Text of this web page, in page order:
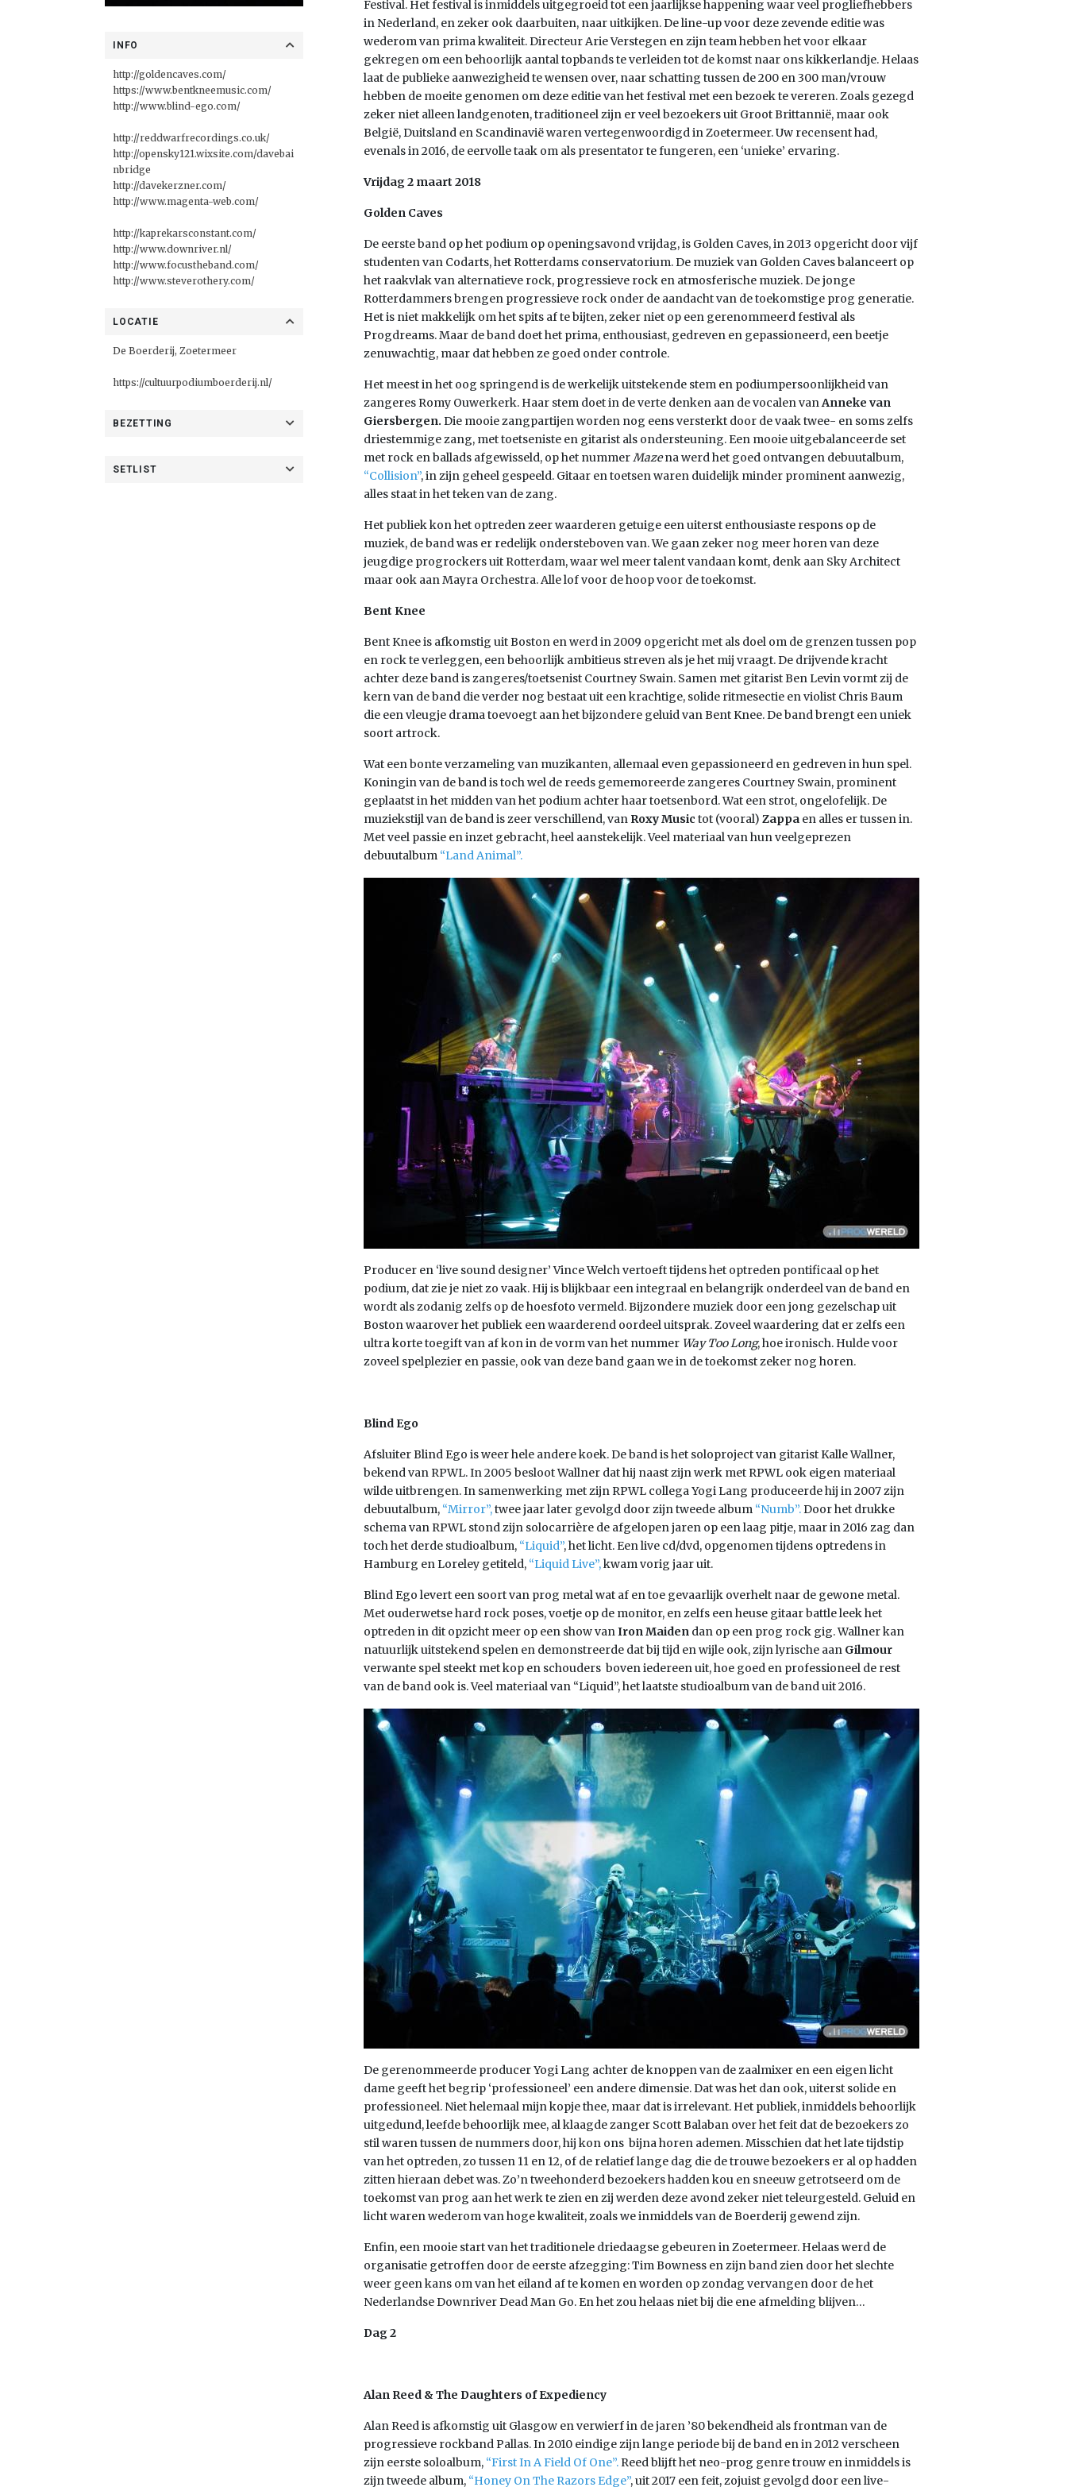
INFO
http://goldencaves.com/
https://www.bentkneemusic.com/
http://www.blind-ego.com/
http://reddwarfrecordings.co.uk/
http://opensky121.wixsite.com/davebai
nbridge
http://davekerzner.com/
http://www.magenta-web.com/
http://kaprekarsconstant.com/
http://www.downriver.nl/
http://www.focustheband.com/
http://www.steverothery.com/
LOCATIE
De Boerderij, Zoetermeer
https://cultuurpodiumboerderij.nl/
BEZETTING
SETLIST
Festival. Het festival is inmiddels uitgegroeid tot een jaarlijkse happening waar veel progliefhebbers
in Nederland, en zeker ook daarbuiten, naar uitkijken. De line-up voor deze zevende editie was
wederom van prima kwaliteit. Directeur Arie Verstegen en zijn team hebben het voor elkaar
gekregen om een behoorlijk aantal topbands te verleiden tot de komst naar ons kikkerlandje. Helaas
laat de publieke aanwezigheid te wensen over, naar schatting tussen de 200 en 300 man/vrouw
hebben de moeite genomen om deze editie van het festival met een bezoek te vereren. Zoals gezegd
zeker niet alleen landgenoten, traditioneel zijn er veel bezoekers uit Groot Brittannië, maar ook
België, Duitsland en Scandinavië waren vertegenwoordigd in Zoetermeer. Uw recensent had,
evenals in 2016, de eervolle taak om als presentator te fungeren, een ‘unieke’ ervaring.
Vrijdag 2 maart 2018
Golden Caves
De eerste band op het podium op openingsavond vrijdag, is Golden Caves, in 2013 opgericht door vijf
studenten van Codarts, het Rotterdams conservatorium. De muziek van Golden Caves balanceert op
het raakvlak van alternatieve rock, progressieve rock en atmosferische muziek. De jonge
Rotterdammers brengen progressieve rock onder de aandacht van de toekomstige prog generatie.
Het is niet makkelijk om het spits af te bijten, zeker niet op een gerenommeerd festival als
Progdreams. Maar de band doet het prima, enthousiast, gedreven en gepassioneerd, een beetje
zenuwachtig, maar dat hebben ze goed onder controle.
Het meest in het oog springend is de werkelijk uitstekende stem en podiumpersoonlijkheid van
zangeres Romy Ouwerkerk. Haar stem doet in de verte denken aan de vocalen vanAnneke van
Giersbergen. Die mooie zangpartijen worden nog eens versterkt door de vaak twee- en soms zelfs
driestemmige zang, met toetseniste en gitarist als ondersteuning. Een mooie uitgebalanceerde set
met rock en ballads afgewisseld, op het nummerMazena werd het goed ontvangen debuutalbum,
“Collision”, in zijn geheel gespeeld. Gitaar en toetsen waren duidelijk minder prominent aanwezig,
alles staat in het teken van de zang.
Het publiek kon het optreden zeer waarderen getuige een uiterst enthousiaste respons op de
muziek, de band was er redelijk ondersteboven van. We gaan zeker nog meer horen van deze
jeugdige progrockers uit Rotterdam, waar wel meer talent vandaan komt, denk aan Sky Architect
maar ook aan Mayra Orchestra. Alle lof voor de hoop voor de toekomst.
Bent Knee
Bent Knee is afkomstig uit Boston en werd in 2009 opgericht met als doel om de grenzen tussen pop
en rock te verleggen, een behoorlijk ambitieus streven als je het mij vraagt. De drijvende kracht
achter deze band is zangeres/toetsenist Courtney Swain. Samen met gitarist Ben Levin vormt zij de
kern van de band die verder nog bestaat uit een krachtige, solide ritmesectie en violist Chris Baum
die een vleugje drama toevoegt aan het bijzondere geluid van Bent Knee. De band brengt een uniek
soort artrock.
Wat een bonte verzameling van muzikanten, allemaal even gepassioneerd en gedreven in hun spel.
Koningin van de band is toch wel de reeds gememoreerde zangeres Courtney Swain, prominent
geplaatst in het midden van het podium achter haar toetsenbord. Wat een strot, ongelofelijk. De
muziekstijl van de band is zeer verschillend, van Roxy Music tot (vooral) Zappa en alles er tussen in.
Met veel passie en inzet gebracht, heel aanstekelijk. Veel materiaal van hun veelgeprezen
debuutalbum “Land Animal”.
Producer en ‘live sound designer’ Vince Welch vertoeft tijdens het optreden pontificaal op het
podium, dat zie je niet zo vaak. Hij is blijkbaar een integraal en belangrijk onderdeel van de band en
wordt als zodanig zelfs op de hoesfoto vermeld. Bijzondere muziek door een jong gezelschap uit
Boston waarover het publiek een waarderend oordeel uitsprak. Zoveel waardering dat er zelfs een
ultra korte toegift van af kon in de vorm van het nummer Way Too Long, hoe ironisch. Hulde voor
zoveel spelplezier en passie, ook van deze band gaan we in de toekomst zeker nog horen.
Blind Ego
Afsluiter Blind Ego is weer hele andere koek. De band is het soloproject van gitarist Kalle Wallner,
bekend van RPWL. In 2005 besloot Wallner dat hij naast zijn werk met RPWL ook eigen materiaal
wilde uitbrengen. In samenwerking met zijn RPWL collega Yogi Lang produceerde hij in 2007 zijn
debuutalbum, “Mirror”,twee jaar later gevolgd door zijn tweede album “Numb”.Door het drukke
schema van RPWL stond zijn solocarrière de afgelopen jaren op een laag pitje, maar in 2016 zag dan
toch het derde studioalbum, “Liquid”, het licht. Een live cd/dvd, opgenomen tijdens optredens in
Hamburg en Loreley getiteld, “Liquid Live”,kwam vorig jaar uit.
Blind Ego levert een soort van prog metal wat af en toe gevaarlijk overhelt naar de gewone metal.
Met ouderwetse hard rock poses, voetje op de monitor, en zelfs een heuse gitaar battle leek het
optreden in dit opzicht meer op een show vanIron Maiden dan op een prog rock gig. Wallner kan
natuurlijk uitstekend spelen en demonstreerde dat bij tijd en wijle ook, zijn lyrische aan Gilmour
verwante spel steekt met kop en schouders boven iedereen uit, hoe goed en professioneel de rest
van de band ook is. Veel materiaal van “Liquid”, het laatste studioalbum van de band uit 2016.
De gerenommeerde producer Yogi Lang achter de knoppen van de zaalmixer en een eigen licht
dame geeft het begrip ‘professioneel’ een andere dimensie. Dat was het dan ook, uiterst solide en
professioneel. Niet helemaal mijn kopje thee, maar dat is irrelevant. Het publiek, inmiddels behoorlijk
uitgedund, leefde behoorlijk mee, al klaagde zanger Scott Balaban over het feit dat de bezoekers zo
stil waren tussen de nummers door, hij kon ons bijna horen ademen. Misschien dat het late tijdstip
van het optreden, zo tussen 11 en 12, of de relatief lange dag die de trouwe bezoekers er al op hadden
zitten hieraan debet was. Zo’n tweehonderd bezoekers hadden kou en sneeuw getrotseerd om de
toekomst van prog aan het werk te zien en zij werden deze avond zeker niet teleurgesteld. Geluid en
licht waren wederom van hoge kwaliteit, zoals we inmiddels van de Boerderij gewend zijn.
Enfin, een mooie start van het traditionele driedaagse gebeuren in Zoetermeer. Helaas werd de
organisatie getroffen door de eerste afzegging: Tim Bowness en zijn band zien door het slechte
weer geen kans om van het eiland af te komen en worden op zondag vervangen door de het
Nederlandse Downriver Dead Man Go. En het zou helaas niet bij die ene afmelding blijven…
Dag 2
Alan Reed & The Daughters of Expediency
Alan Reed is afkomstig uit Glasgow en verwierf in de jaren ’80 bekendheid als frontman van de
progressieve rockband Pallas. In 2010 eindige zijn lange periode bij de band en in 2012 verscheen
zijn eerste soloalbum, “First In A Field Of One”. Reed blijft het neo-prog genre trouw en inmiddels is
zijn tweede album, “Honey On The Razors Edge”, uit 2017 een feit, zojuist gevolgd door een live-